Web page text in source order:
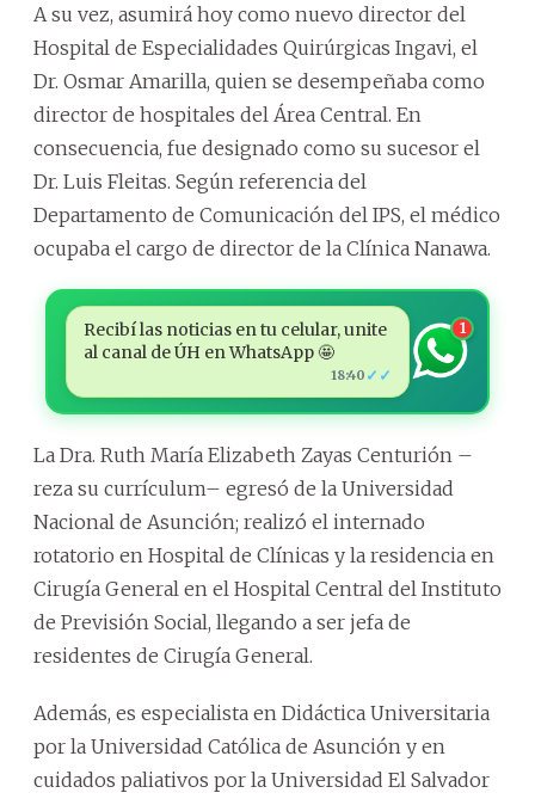
A su vez, asumirá hoy como nuevo director del
Hospital de Especialidades Quirúrgicas Ingavi, el
Dr. Osmar Amarilla, quien se desempeñaba como
director de hospitales del Área Central. En
consecuencia, fue designado como su sucesor el
Dr. Luis Fleitas. Según referencia del
Departamento de Comunicación del IPS, el médico
ocupaba el cargo de director de la Clínica Nanawa.
Recibí las noticias en tu celular, unite
al canal de ÚH en WhatsApp 🤩
18:40 ✓✓
1
La Dra. Ruth María Elizabeth Zayas Centurión –
reza su currículum– egresó de la Universidad
Nacional de Asunción; realizó el internado
rotatorio en Hospital de Clínicas y la residencia en
Cirugía General en el Hospital Central del Instituto
de Previsión Social, llegando a ser jefa de
residentes de Cirugía General.
Además, es especialista en Didáctica Universitaria
por la Universidad Católica de Asunción y en
cuidados paliativos por la Universidad El Salvador